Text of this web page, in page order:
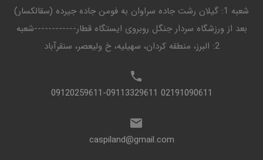
شعبه 1: گیلان رشت جاده سراوان به فومن جاده جیرده (سقالکسار)
بعد از ورزشگاه سردار جنگل روبروی ایستگاه قطار------------شعبه
2: البرز، منطقه کردان، سهیلیه، خ ولیعصر، سنقرآباد
02191090611 09120259611-09113329611
caspiland@gmail.com